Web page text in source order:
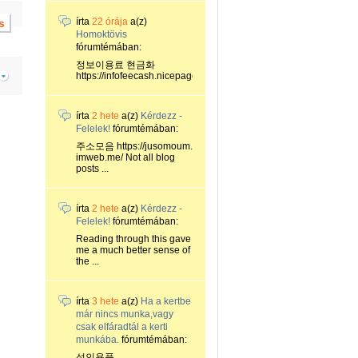
írta 22 órája a(z)
Homoktövis
fórumtémában:
정보이용료 현금화
https://infofeecash.nicepage...
írta 2 hete a(z) Kérdezz -
Felelek! fórumtémában:
주소모음 https://jusomoum.
imweb.me/ Not all blog
posts ...
írta 2 hete a(z) Kérdezz -
Felelek! fórumtémában:
Reading through this gave
me a much better sense of
the ...
írta 3 hete a(z) Ha a kertbe
már nincs munka,vagy
csak elfáradtál a kerti
munkába. fórumtémában: